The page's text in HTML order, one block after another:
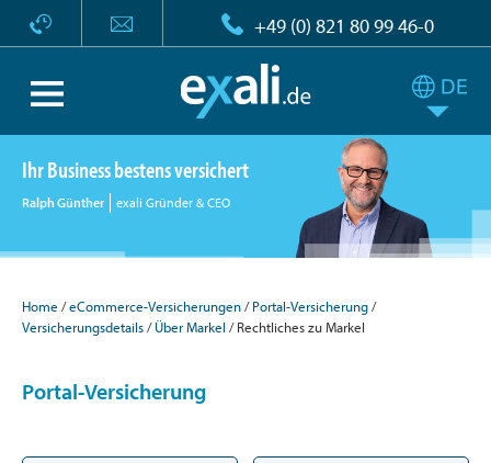
+49 (0) 821 80 99 46-0
Ihr Business bestens versichert
Ralph Günther exali Gründer & CEO
Home eCommerce-Versicherungen
Portal-Versicherung
Versicherungsdetails
Über Markel Rechtliches zu Markel
Portal-Versicherung